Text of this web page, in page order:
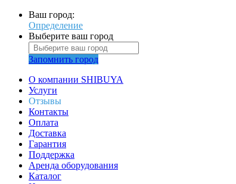
Ваш город:
Определение
Выберите ваш город
Запомнить город
О компании SHIBUYA
Услуги
Отзывы
Контакты
Оплата
Доставка
Гарантия
Поддержка
Аренда оборудования
Каталог